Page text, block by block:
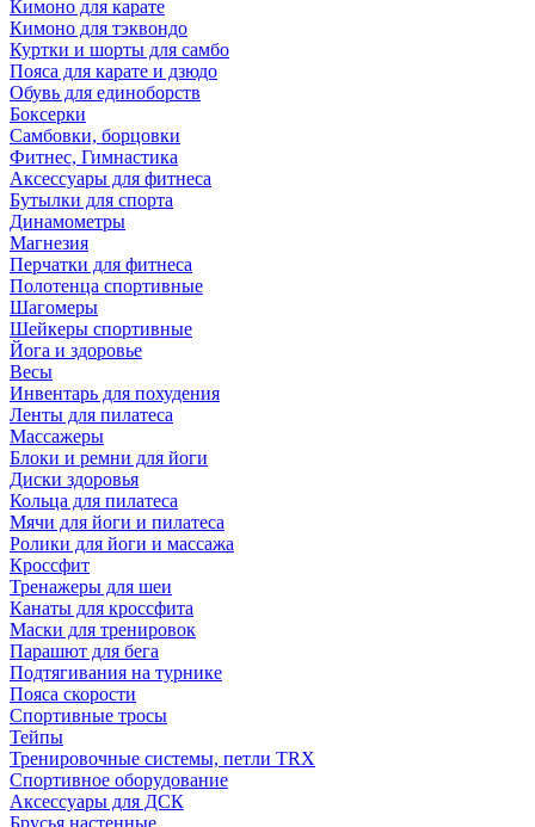
Кимоно для карате
Кимоно для тэквондо
Куртки и шорты для самбо
Пояса для карате и дзюдо
Обувь для единоборств
Боксерки
Самбовки, борцовки
Фитнес, Гимнастика
Аксессуары для фитнеса
Бутылки для спорта
Динамометры
Магнезия
Перчатки для фитнеса
Полотенца спортивные
Шагомеры
Шейкеры спортивные
Йога и здоровье
Весы
Инвентарь для похудения
Ленты для пилатеса
Массажеры
Блоки и ремни для йоги
Диски здоровья
Кольца для пилатеса
Мячи для йоги и пилатеса
Ролики для йоги и массажа
Кроссфит
Тренажеры для шеи
Канаты для кроссфита
Маски для тренировок
Парашют для бега
Подтягивания на турнике
Пояса скорости
Спортивные тросы
Тейпы
Тренировочные системы, петли TRX
Спортивное оборудование
Аксессуары для ДСК
Брусья настенные